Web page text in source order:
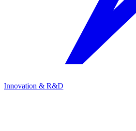
Innovation & R&D